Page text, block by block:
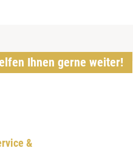
Ihnen gerne weiter!
&